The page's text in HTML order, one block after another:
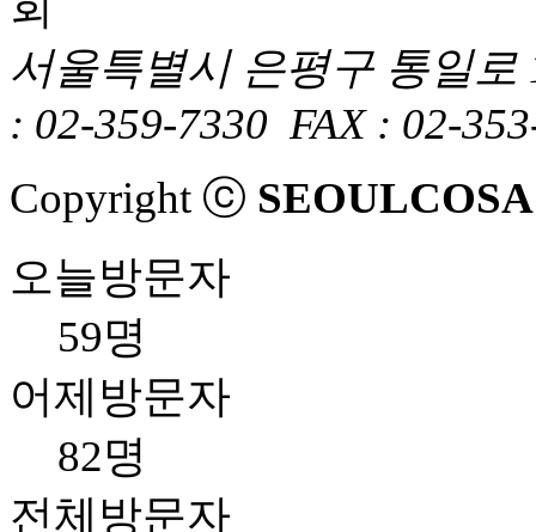
서울특별시 은평구 통일
: 02-359-7330 FAX : 02-
Copyright ⓒ SEOULCOSA
오늘방문자
59명
어제방문자
82명
전체방문자